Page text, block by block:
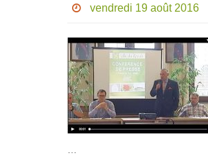
vendredi 19 août 2016